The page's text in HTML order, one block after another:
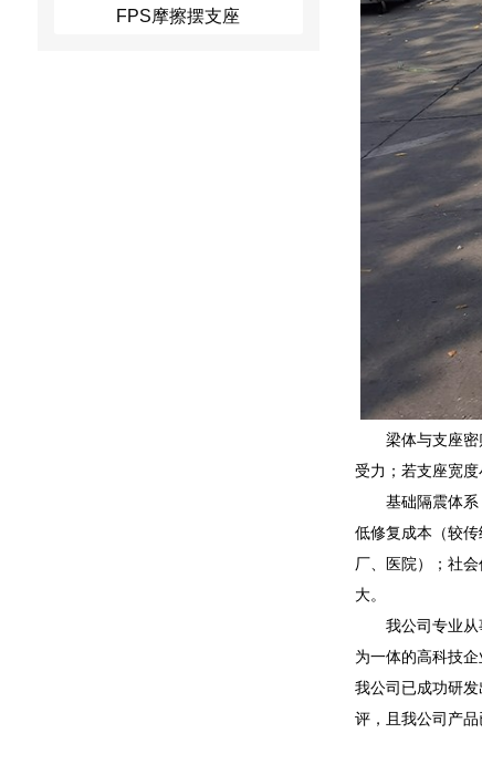
FPS摩擦摆支座
梁体与支座
受力；若支座宽
基础隔震体
低修复成本（较
厂、医院）；社
大。
我公司专业
为一体的高科技
我公司已成功研
评，且我公司产